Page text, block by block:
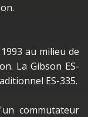
au milieu de
La Gibson ES-
ES-335.
commutateur